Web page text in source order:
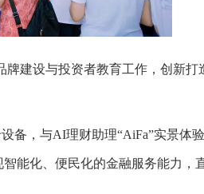
建设与投资者教育工作，创新打
，与AI理财助理“AiFa”实景体
能化、便民化的金融服务能力，